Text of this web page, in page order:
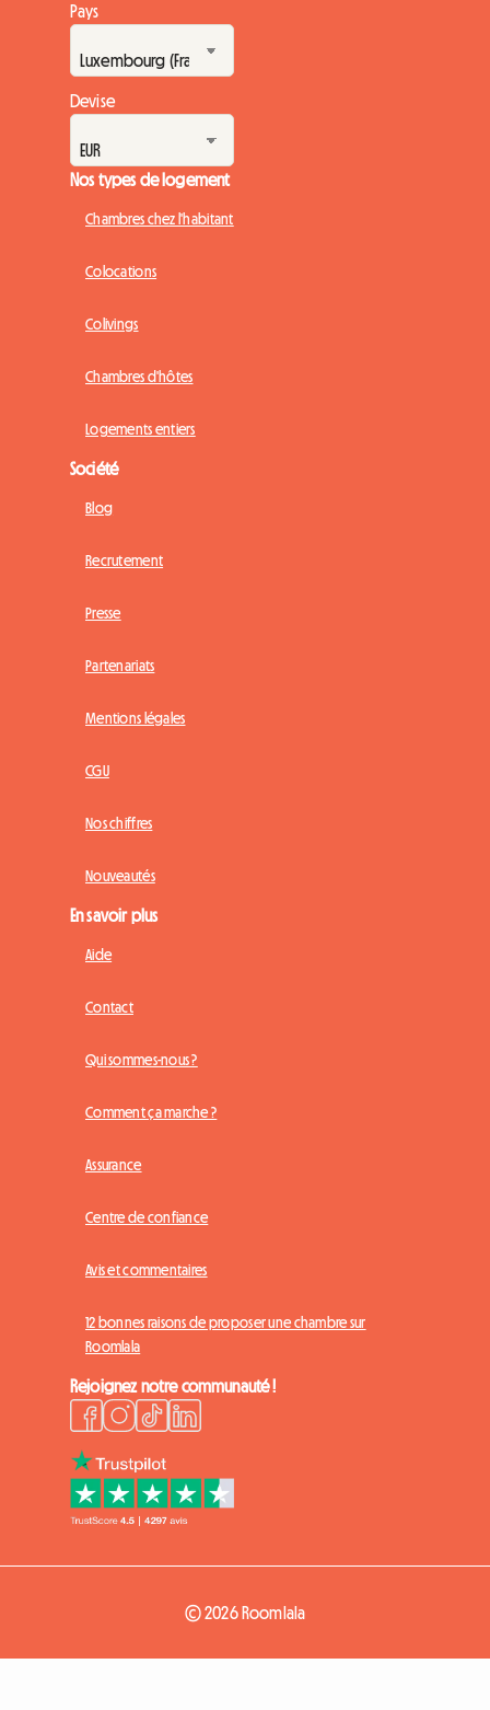
Pays
Devise
Nos types de logement
Chambres chez l'habitant
Colocations
Colivings
Chambres d'hôtes
Logements entiers
Société
Blog
Recrutement
Presse
Partenariats
Mentions légales
CGU
Nos chiffres
Nouveautés
En savoir plus
Aide
Contact
Qui sommes-nous ?
Comment ça marche ?
Assurance
Centre de confiance
Avis et commentaires
12 bonnes raisons de proposer une chambre sur
Roomlala
Rejoignez notre communauté !
© 2026 Roomlala